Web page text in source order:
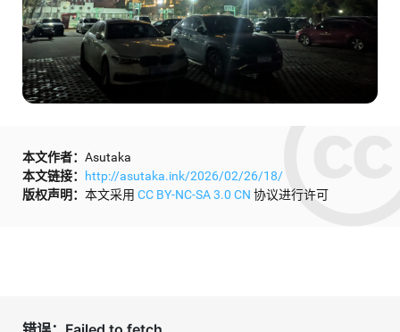
本文作者： Asutaka
本文链接：
http://asutaka.ink/2026/02/26/18/
版权声明： 本文采用 CC BY-NC-SA 3.0 CN 协议进行许可